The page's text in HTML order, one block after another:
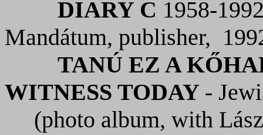
DIARY C 1958-
Mandátum, publisher,
TANÚ EZ A
WITNESS TODAY -
(photo album, with